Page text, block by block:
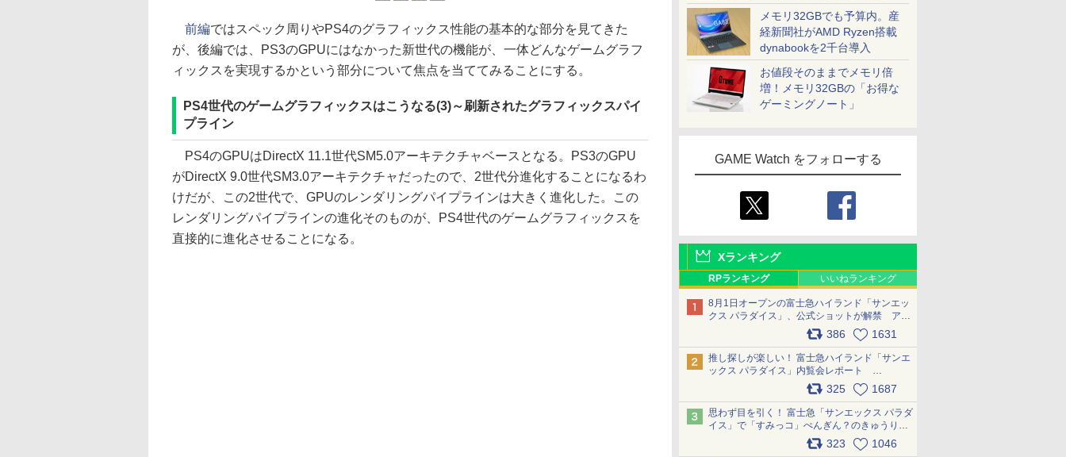
一気に聴く
メモリ32GBでも予算内。産
経新聞社がAMD Ryzen搭載
dynabookを2千台導入
お値段そのままでメモリ倍
増！メモリ32GBの「お得な
ゲーミングノート」
GAME Watch をフォローする
Xランキング
RPランキング いいねランキング
8月1日オープンの富士急ハイランド「サンエッ
クス パラダイス」、公式ショットが解禁 アト
ラクション、メニュー、グッズ写真を一覧で紹
介 pic.x.com/bDYkq8oRFu
386 1631
推し探しが楽しい！ 富士急ハイランド「サンエ
ックス パラダイス」内覧会レポート
325 1687
思わず目を引く！ 富士急「サンエックス パラダ
イス」で「すみっコ」ぺんぎん？のきゅうりド
ッグを食べてみた イラストそのままのメニュ
ー化に挑戦。これが意外にもおいしい
323 1046
前編ではスペック周りやPS4のグラフィックス性能の基本的な部分を見てきた
が、後編では、PS3のGPUにはなかった新世代の機能が、一体どんなゲームグラフ
ィックスを実現するかという部分について焦点を当ててみることにする。
PS4世代のゲームグラフィックスはこうなる(3)～刷新されたグラフィックスパイ
プライン
PS4のGPUはDirectX 11.1世代SM5.0アーキテクチャベースとなる。PS3のGPU
がDirectX 9.0世代SM3.0アーキテクチャだったので、2世代分進化することになるわ
けだが、この2世代で、GPUのレンダリングパイプラインは大きく進化した。この
レンダリングパイプラインの進化そのものが、PS4世代のゲームグラフィックスを
直接的に進化させることになる。